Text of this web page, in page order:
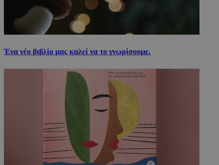
Ένα νέο βιβλίο μας καλεί να το γνωρίσουμε.